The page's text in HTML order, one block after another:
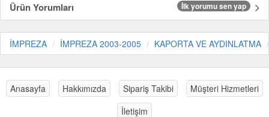
Ürün Yorumları
İlk yorumu sen yap
İMPREZA İMPREZA 2003-2005 KAPORTA VE AYDINLATMA
Anasayfa Hakkımızda Sipariş Takibi
Müşteri Hizmetleri
İletişim